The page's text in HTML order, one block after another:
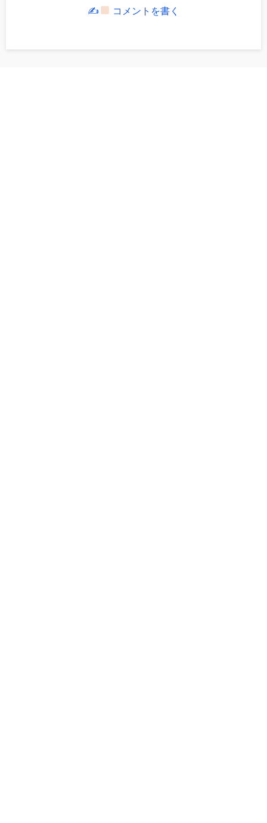
✍ コメントを書く